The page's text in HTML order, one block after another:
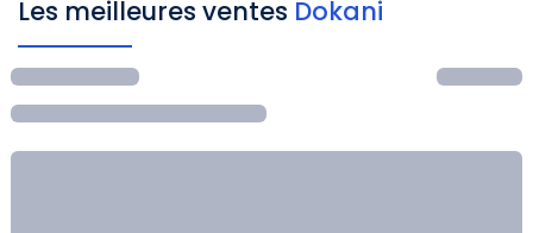
Les meilleures ventes Dokani